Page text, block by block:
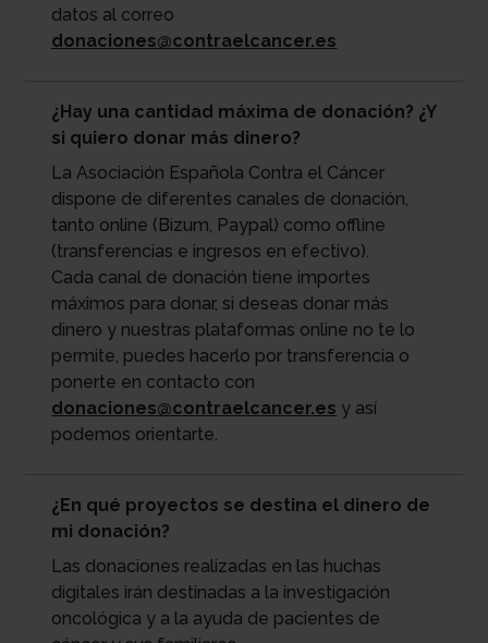
datos al correo
donaciones@contraelcancer.es
¿Hay una cantidad máxima de donación? ¿Y
si quiero donar más dinero?
La Asociación Española Contra el Cáncer
dispone de diferentes canales de donación,
tanto online (Bizum, Paypal) como offline
(transferencias e ingresos en efectivo).
Cada canal de donación tiene importes
máximos para donar, si deseas donar más
dinero y nuestras plataformas online no te lo
permite, puedes hacerlo por transferencia o
ponerte en contacto con
donaciones@contraelcancer.es y así
podemos orientarte.
¿En qué proyectos se destina el dinero de
mi donación?
Las donaciones realizadas en las huchas
digitales irán destinadas a la investigación
oncológica y a la ayuda de pacientes de